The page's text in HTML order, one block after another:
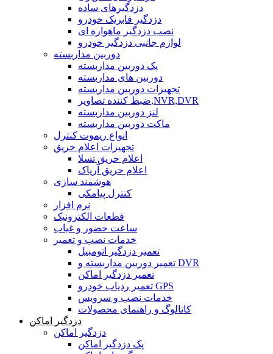
دزدگیرهای ساده
دزدگیر فابریک خودرو
نصب دزدگیر ماهواره ای
لوازم جانبی دزدگیر خودرو
دوربین مداربسته
پک دوربین مداربسته
دوربین های مداربسته
تجهیزات دوربین مداربسته
ضبط کننده تصاویر,NVR,DVR
لنز دوربین مداربسته
ماکت دوربین مداربسته
انواع ریموت کنترل
تجهیزات اعلام حریق
اعلام حریق تسلا
اعلام حریق آریاک
هوشمند سازی
کنترل پیامکی
نرم افزار
قطعات الکترونیک
ساعت حضور و غیاب
خدمات نصب و تعمیر
تعمیر دزدگیر اتومبیل
تعمیر دوربین مداربسته و DVR
تعمیر دزدگیر اماکن
تعمیر ردیاب خودرو GPS
خدمات نصب و سرویس
کاتالوگ و راهنمای محصولات
دزدگیر اماکن
دزدگیر اماکن
پک دزدگیر اماکن